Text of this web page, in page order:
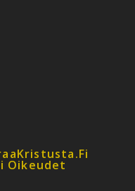
Oikeudet